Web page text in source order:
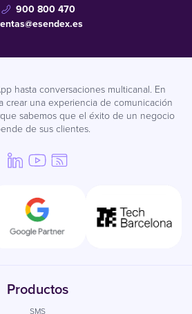
900 800 470
hasta conversaciones multicanal. En
crear una experiencia de comunicación
sabemos que el éxito de un negocio
de sus clientes.
Productos
SMS